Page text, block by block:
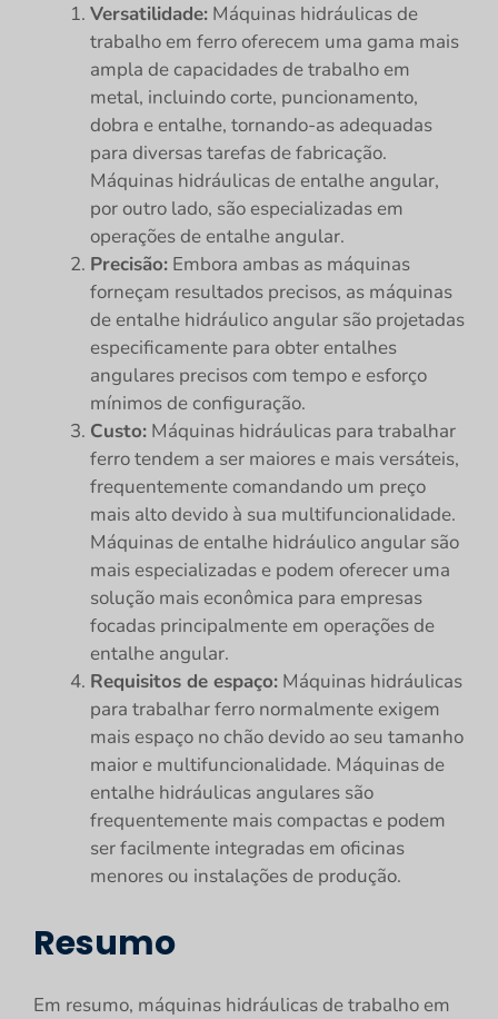
Versatilidade: Máquinas hidráulicas de
trabalho em ferro oferecem uma gama mais
ampla de capacidades de trabalho em
metal, incluindo corte, puncionamento,
dobra e entalhe, tornando-as adequadas
para diversas tarefas de fabricação.
Máquinas hidráulicas de entalhe angular,
por outro lado, são especializadas em
operações de entalhe angular.
Precisão: Embora ambas as máquinas
forneçam resultados precisos, as máquinas
de entalhe hidráulico angular são projetadas
especificamente para obter entalhes
angulares precisos com tempo e esforço
mínimos de configuração.
Custo: Máquinas hidráulicas para trabalhar
ferro tendem a ser maiores e mais versáteis,
frequentemente comandando um preço
mais alto devido à sua multifuncionalidade.
Máquinas de entalhe hidráulico angular são
mais especializadas e podem oferecer uma
solução mais econômica para empresas
focadas principalmente em operações de
entalhe angular.
Requisitos de espaço: Máquinas hidráulicas
para trabalhar ferro normalmente exigem
mais espaço no chão devido ao seu tamanho
maior e multifuncionalidade. Máquinas de
entalhe hidráulicas angulares são
frequentemente mais compactas e podem
ser facilmente integradas em oficinas
menores ou instalações de produção.
Resumo
Em resumo, máquinas hidráulicas de trabalho em